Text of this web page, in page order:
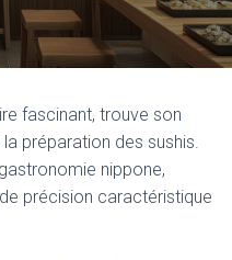
fascinant, trouve son
préparation des sushis.
nippone,
précision caractéristique